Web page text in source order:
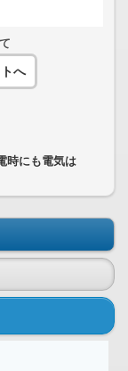
時にも電気は